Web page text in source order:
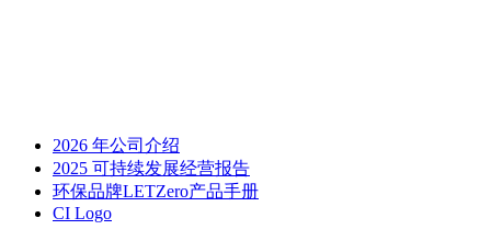
2026 年公司介绍
2025 可持续发展经营报告
环保品牌LETZero产品手册
CI Logo